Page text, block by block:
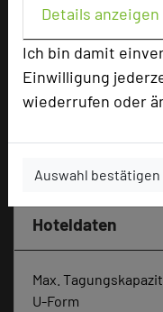
Details anzeigen
Ich bin damit
Einwilligung
wiederrufen oder
Auswahl bestätigen
Tagungsplaner
Tagungsleiter
Tagungsteilnehmer
Hoteldaten
Max.
U-Form